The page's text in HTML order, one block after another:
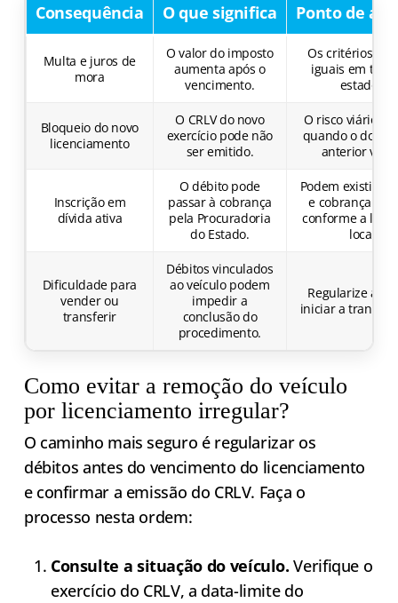
Consequência O que significa Ponto de
Multa e juros de
mora
O valor do imposto
aumenta após o
vencimento.
Os critérios
iguais em
estados.
Bloqueio do novo
licenciamento
O CRLV do novo
exercício pode não
ser emitido.
O risco viário
quando o
anterior
Inscrição em
dívida ativa
O débito pode
passar à cobrança
pela Procuradoria
do Estado.
Podem existir
e cobrança
conforme a
local.
Dificuldade para
vender ou
transferir
Débitos vinculados
ao veículo podem
impedir a
conclusão do
procedimento.
Regularize
iniciar a
Como evitar a remoção do veículo
por licenciamento irregular?
O caminho mais seguro é regularizar os
débitos antes do vencimento do licenciamento
e confirmar a emissão do CRLV. Faça o
processo nesta ordem:
Consulte a situação do veículo.Verifique o
exercício do CRLV, a data-limite do